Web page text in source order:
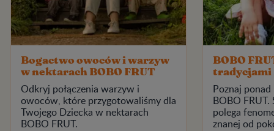
Bogactwo owoców i warzyw
w nektarach BOBO FRUT
Odkryj połączenia warzyw i
owoców, które przygotowaliśmy dla
Twojego Dziecka w nektarach
BOBO FRUT.
BOBO
tradycjami
Poznaj
BOBO FRUT.
polega
znanej od